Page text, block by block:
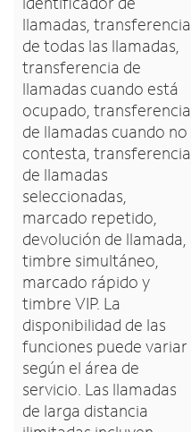
llamadas, transferencia
de todas las llamadas,
transferencia de
llamadas cuando está
ocupado, transferencia
de llamadas cuando no
contesta, transferencia
de llamadas
seleccionadas,
marcado repetido,
devolución de llamada,
timbre simultáneo,
marcado rápido y
timbre VIP. La
disponibilidad de las
funciones puede variar
según el área de
servicio. Las llamadas
de larga distancia